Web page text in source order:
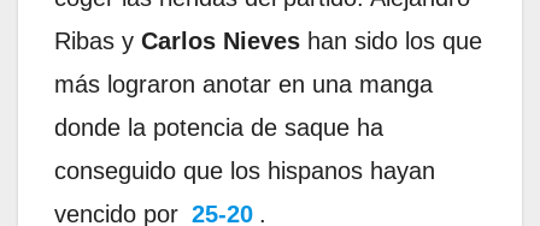
Ribas y Carlos Nieves han sido los que
más lograron anotar en una manga
donde la potencia de saque ha
conseguido que los hispanos hayan
vencido por 25-20 .